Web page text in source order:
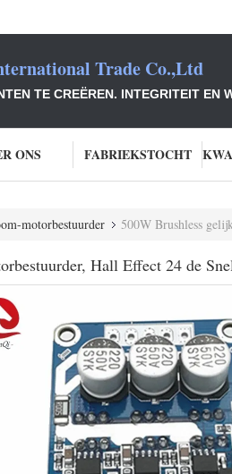
Trade Co.,Ltd
TE CREËREN. INTEGRITEIT EN
ONS FABRIEKSTOCHT
motorbestuurder 500W Brushless
Hall Effect 24 de